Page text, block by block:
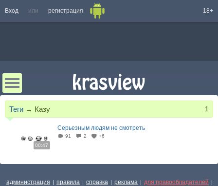
Вход или регистрация 18+
Теги → Казу 1
00:47
Серьезным людям не смотреть
91 2 +6
администрация | правила | справка | реклама | для правообладателей |